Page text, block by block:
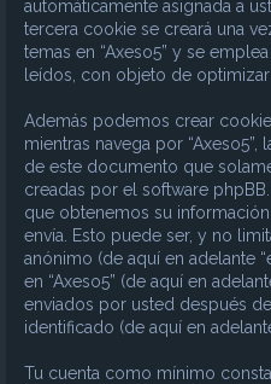
automáticamente asignada a
tercera cookie se creará una
temas en “Axeso5” y se
leídos, con objeto de optimizar
Además podemos crear
mientras navega por
de este documento que
creadas por el software
que obtenemos su
envía. Esto puede ser, y no
anónimo (de aquí en adelante
en “Axeso5” (de aquí en
enviados por usted después
identificado (de aquí en
Tu cuenta como mínimo